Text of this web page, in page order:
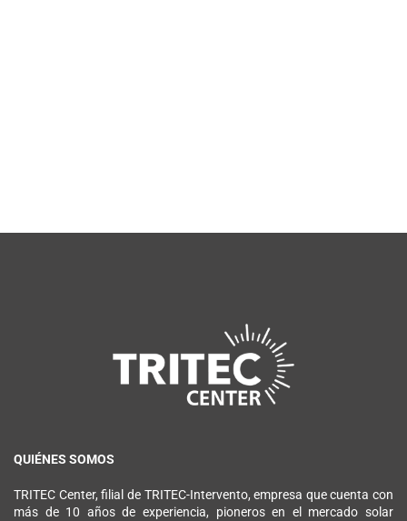
QUIÉNES SOMOS
TRITEC Center, filial de TRITEC-Intervento, empresa que cuenta con
más de 10 años de experiencia, pioneros en el mercado solar